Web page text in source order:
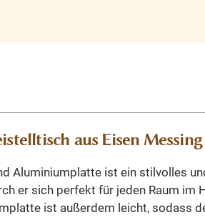
aus Eisen
Aluminiumplatte ist ein stilvolles
er sich perfekt für jeden Raum
ist außerdem leicht, sodass